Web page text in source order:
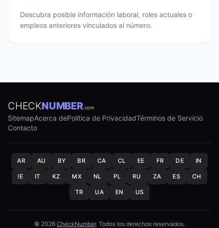
Descubra posible información laboral, roles actuales o
empleos anteriores vinculados al número.
CHECKNUMBER.com
SitemapAcerca dePolítica de PrivacidadTérminos de Servicio
Contacto
AR AU BY BR CA CL EE FR DE IN
IE IT KZ MX NL PL RU ZA ES CH
TR UA EN US
© 2026 CheckNumber. Todos los derechos reservados.